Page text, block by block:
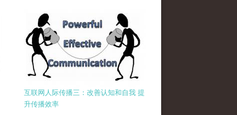
互联网人际传播三：改善认知和自我 提
升传播效率